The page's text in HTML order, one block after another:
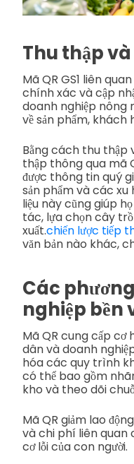
Thu thập
Mã QR GS1 liên
chính xác và cập
doanh nghiệp nông
về sản phẩm, khách
Bằng cách thu thập
thập thông qua mã
được thông tin quý
sản phẩm và các xu
liệu này cũng giúp
tác, lựa chọn cây
xuất.chiến lược tiếp
văn bản nào khác,
Các
nghiệp bền
Mã QR cung cấp cơ
dân và doanh
hóa các quy trình
có thể bao gồm
kho và theo dõi
Mã QR giảm lao
và chi phí liên quan
cơ lỗi của con người.